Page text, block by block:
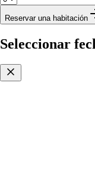
Reservar una habitación
Seleccionar